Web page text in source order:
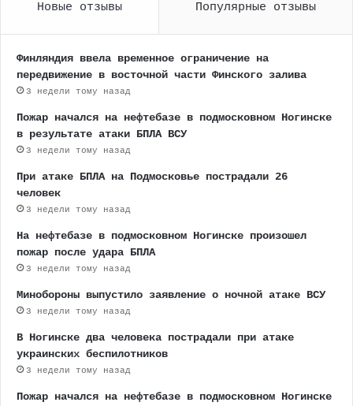
Новые отзывы Популярные отзывы
Финляндия ввела временное ограничение на
передвижение в восточной части Финского залива
3 недели тому назад
Пожар начался на нефтебазе в подмосковном Ногинске
в результате атаки БПЛА ВСУ
3 недели тому назад
При атаке БПЛА на Подмосковье пострадали 26
человек
3 недели тому назад
На нефтебазе в подмосковном Ногинске произошел
пожар после удара БПЛА
3 недели тому назад
Минобороны выпустило заявление о ночной атаке ВСУ
3 недели тому назад
В Ногинске два человека пострадали при атаке
украинских беспилотников
3 недели тому назад
Пожар начался на нефтебазе в подмосковном Ногинске